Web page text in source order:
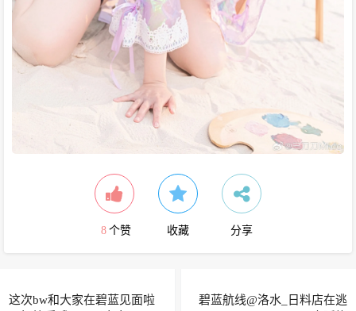
8 个赞 收藏 分享
这次bw和大家在碧蓝见面啦
碧蓝航线@洛水_日料店在逃